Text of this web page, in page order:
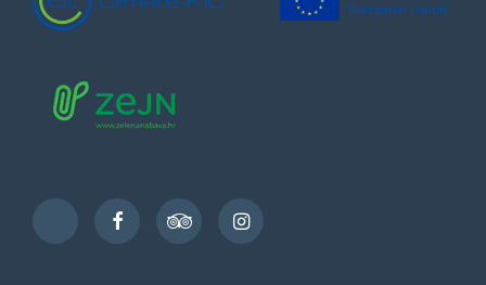
TikTok
FacebookTripAdvisorInstagram